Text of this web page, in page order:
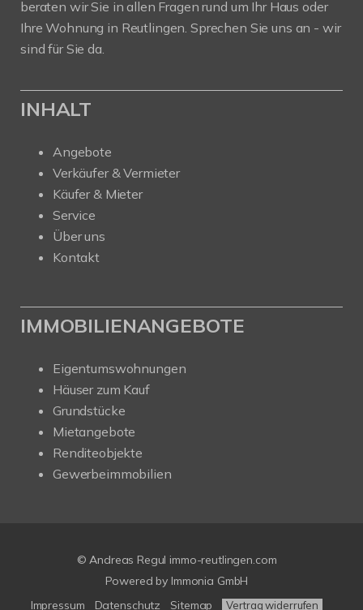
beraten wir Sie in allen Fragen rund um Ihr Haus oder
Ihre Wohnung in Reutlingen. Sprechen Sie uns an - wir
sind für Sie da.
INHALT
Angebote
Verkäufer & Vermieter
Käufer & Mieter
Service
Über uns
Kontakt
IMMOBILIENANGEBOTE
Eigentumswohnungen
Häuser zum Kauf
Grundstücke
Mietangebote
Renditeobjekte
Gewerbeimmobilien
© Andreas Regul immo-reutlingen.com
Powered by Immonia GmbH
Impressum
Datenschutz Sitemap Vertrag widerrufen